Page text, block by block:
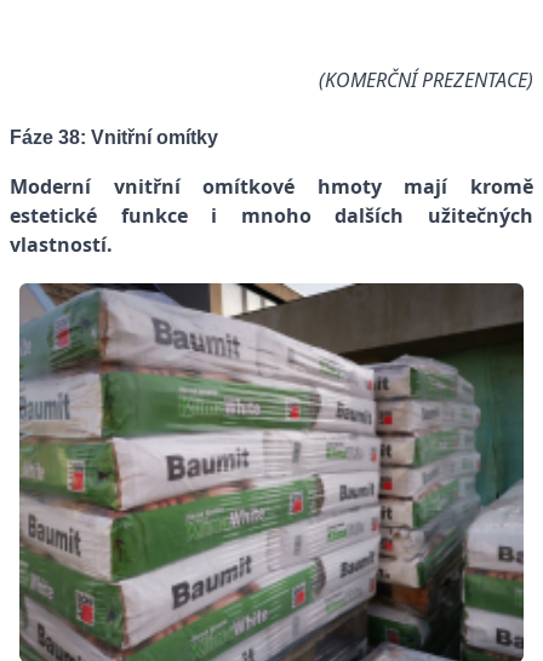
(KOMERČNÍ PREZENTACE)
Fáze 38: Vnitřní omítky
Moderní vnitřní omítkové hmoty mají kromě
estetické funkce i mnoho dalších užitečných
vlastností.